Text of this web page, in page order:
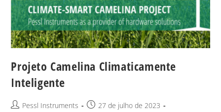
Projeto Camelina Climaticamente
Inteligente
Pessl Instruments
27 de julho de 2023